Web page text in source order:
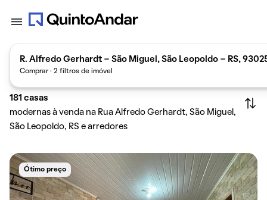
R. Alfredo Gerhardt - São Miguel, São Leopoldo - RS,
Comprar · 2 filtros de imóvel
181 casas
modernas à venda na Rua Alfredo Gerhardt, São Miguel,
São Leopoldo, RS e arredores
Ótimo preço